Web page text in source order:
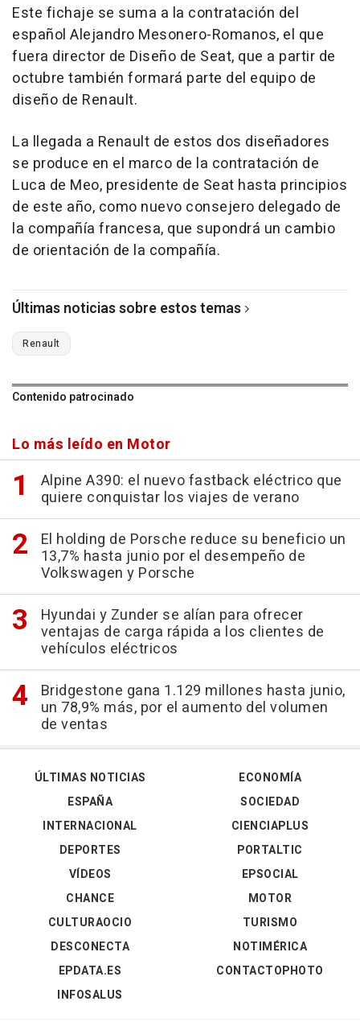
Este fichaje se suma a la contratación del
español Alejandro Mesonero-Romanos, el que
fuera director de Diseño de Seat, que a partir de
octubre también formará parte del equipo de
diseño de Renault.
La llegada a Renault de estos dos diseñadores
se produce en el marco de la contratación de
Luca de Meo, presidente de Seat hasta principios
de este año, como nuevo consejero delegado de
la compañía francesa, que supondrá un cambio
de orientación de la compañía.
Últimas noticias sobre estos temas
Renault
Contenido patrocinado
Lo más leído en Motor
Alpine A390: el nuevo fastback eléctrico que
quiere conquistar los viajes de verano
El holding de Porsche reduce su beneficio un
13,7% hasta junio por el desempeño de
Volkswagen y Porsche
Hyundai y Zunder se alían para ofrecer
ventajas de carga rápida a los clientes de
vehículos eléctricos
Bridgestone gana 1.129 millones hasta junio,
un 78,9% más, por el aumento del volumen
de ventas
ÚLTIMAS NOTICIAS
ESPAÑA
INTERNACIONAL
DEPORTES
VÍDEOS
ECONOMÍA
SOCIEDAD
CIENCIAPLUS
PORTALTIC
EPSOCIAL
CHANCE
CULTURAOCIO
DESCONECTA
EPDATA.ES
INFOSALUS
MOTOR
TURISMO
NOTIMÉRICA
CONTACTOPHOTO